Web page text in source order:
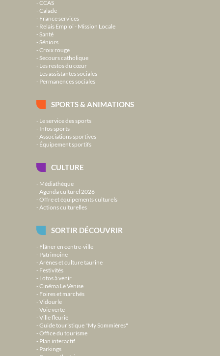
CCAS
Calade
France services
Relais Emploi - Mission Locale
Santé
Séniors
Croix rouge
Secours catholique
Les restos du cœur
Les assistantes sociales
Permanences sociales
SPORTS & ANIMATIONS
Le service des sports
Infos sports
Associations sportives
Équipement sportifs
CULTURE
Médiathèque
Agenda culturel 2026
Offre et équipements culturels
Actions culturelles
SORTIR DÉCOUVRIR
Flâner en centre-ville
Patrimoine
Arènes et culture taurine
Festivités
Lotos à venir
Cinéma Le Venise
Foires et marchés
Vidourle
Voie verte
Ville fleurie
Guide touristique "My Sommières"
Office du tourisme
Plan interactif
Parkings